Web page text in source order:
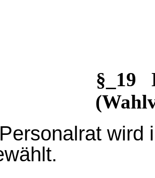
§_19
wird